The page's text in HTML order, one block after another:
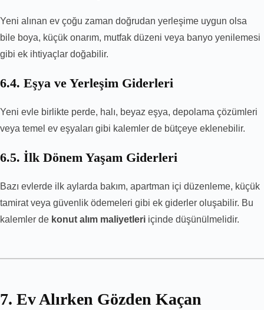
Yeni alınan ev çoğu zaman doğrudan yerleşime uygun olsa
bile boya, küçük onarım, mutfak düzeni veya banyo yenilemesi
gibi ek ihtiyaçlar doğabilir.
6.4. Eşya ve Yerleşim Giderleri
Yeni evle birlikte perde, halı, beyaz eşya, depolama çözümleri
veya temel ev eşyaları gibi kalemler de bütçeye eklenebilir.
6.5. İlk Dönem Yaşam Giderleri
Bazı evlerde ilk aylarda bakım, apartman içi düzenleme, küçük
tamirat veya güvenlik ödemeleri gibi ek giderler oluşabilir. Bu
kalemler de konut alım maliyetleri içinde düşünülmelidir.
7. Ev Alırken Gözden Kaçan